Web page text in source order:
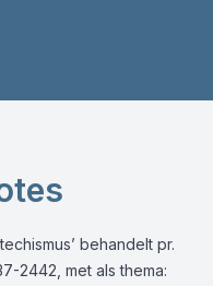
behandelt pr.
2442, met als thema: